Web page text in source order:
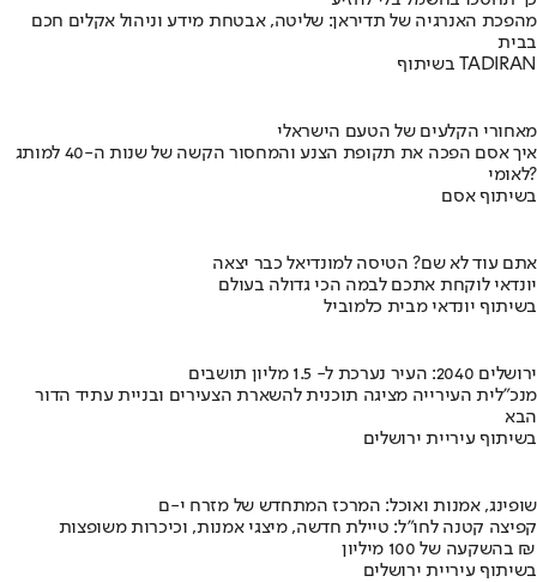
מהפכת האנרגיה של תדיראן: שליטה, אבטחת מידע וניהול אקלים חכם
בבית
בשיתוף TADIRAN
מאחורי הקלעים של הטעם הישראלי
איך אסם הפכה את תקופת הצנע והמחסור הקשה של שנות ה-40 למותג
לאומי?
בשיתוף אסם
אתם עוד לא שם? הטיסה למונדיאל כבר יצאה
יונדאי לוקחת אתכם לבמה הכי גדולה בעולם
בשיתוף יונדאי מבית כלמוביל
ירושלים 2040: העיר נערכת ל- 1.5 מליון תושבים
מנכ"לית העירייה מציגה תוכנית להשארת הצעירים ובניית עתיד הדור
הבא
בשיתוף עיריית ירושלים
שופינג, אמנות ואוכל: המרכז המתחדש של מזרח י-ם
קפיצה קטנה לחו"ל: טיילת חדשה, מיצגי אמנות, וכיכרות משופצות
בהשקעה של 100 מיליון ₪
בשיתוף עיריית ירושלים